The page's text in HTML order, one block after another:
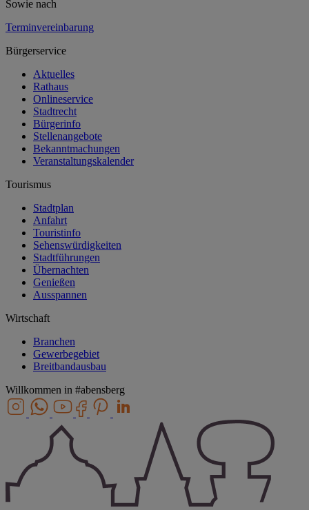
Sowie nach
Terminvereinbarung
Bürgerservice
Aktuelles
Rathaus
Onlineservice
Stadtrecht
Bürgerinfo
Stellenangebote
Bekanntmachungen
Veranstaltungskalender
Tourismus
Stadtplan
Anfahrt
Touristinfo
Sehenswürdigkeiten
Stadtführungen
Übernachten
Genießen
Ausspannen
Wirtschaft
Branchen
Gewerbegebiet
Breitbandausbau
Willkommen in #abensberg